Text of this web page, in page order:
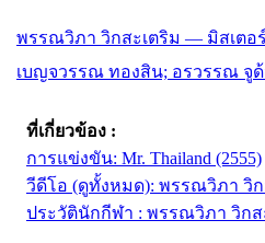
พรรณวิภา วิกสะเตริม — มิสเตอ
เบญจวรรณ ทองสิน; อรวรรณ จู
ที่เกี่ยวข้อง :
การแข่งขัน: Mr. Thailand (2555)
วีดีโอ (ดูทั้งหมด): พรรณวิภา วิก
ประวัตินักกีฬา : พรรณวิภา วิกส